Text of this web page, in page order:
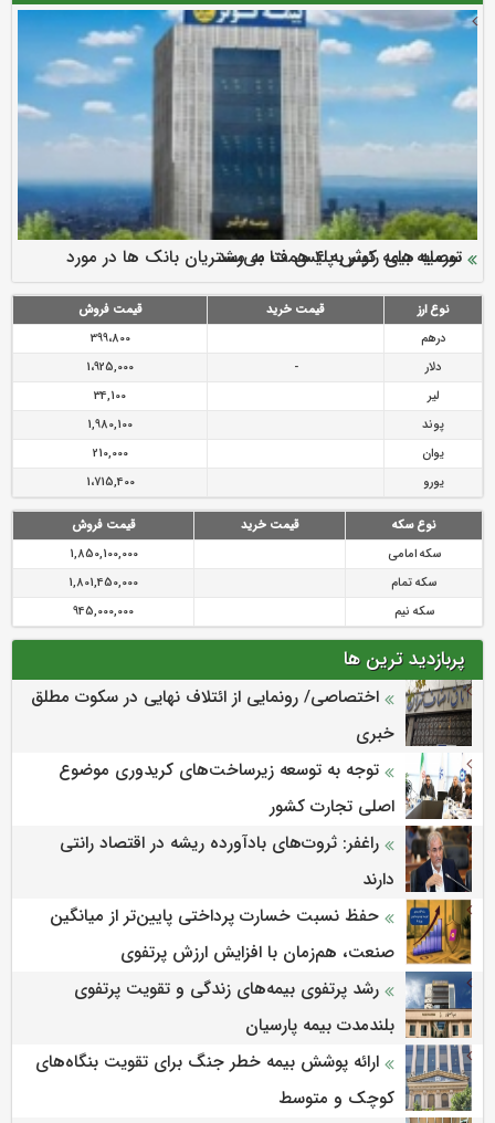
ارزش سهام عدالت بالا رفت
سرمایه بیمه کوثر به ۴ همت می‌رسد
نود ثانیه با فولاد سنگان
تقدیر دبیرکل سندیکای بیمه گران ایران از اقدامات مدیرعامل بیمه
رازی
توصیه های رئیس پلیس فتا به مشتریان بانک ها در مورد
پیشگیری از سرقت های مجازی
نوع ارز قیمت خرید
قیمت فروش
درهم
399،800
دلار
-
1،925,000
لیر
34,100
پوند
1,980,100
یوان
210,000
یورو
1،715,400
نوع سکه قیمت خرید
قیمت فروش
سکه امامی
1,850,100,000
سکه تمام
1,801,450,000
سکه نیم
945,000,000
پربازدید ترین ها
اختصاصی/ رونمایی از ائتلاف‌ نهایی در سکوت مطلق
خبری
توجه به توسعه زیرساخت‌های کریدوری موضوع
اصلی تجارت کشور
راغفر: ثروت‌های بادآورده ریشه در اقتصاد رانتی
دارند
حفظ نسبت خسارت پرداختی پایین‌تر از میانگین
صنعت، هم‌زمان با افزایش ارزش پرتفوی
رشد پرتفوی بیمه‌های زندگی و تقویت پرتفوی
بلندمدت بیمه پارسیان
ارائه پوشش بیمه خطر جنگ برای تقویت بنگاه‌های
کوچک و متوسط